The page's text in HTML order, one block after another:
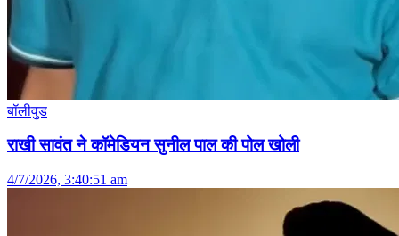
बॉलीवुड
राखी सावंत ने कॉमेडियन सुनील पाल की पोल खोली
4/7/2026, 3:40:51 am